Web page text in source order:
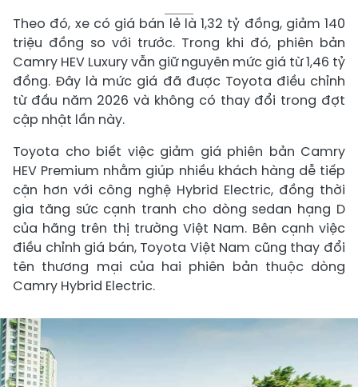
Theo đó, xe có giá bán lẻ là 1,32 tỷ đồng, giảm 140
triệu đồng so với trước. Trong khi đó, phiên bản
Camry HEV Luxury vẫn giữ nguyên mức giá từ 1,46 tỷ
đồng. Đây là mức giá đã được Toyota điều chỉnh
từ đầu năm 2026 và không có thay đổi trong đợt
cập nhật lần này.
Toyota cho biết việc giảm giá phiên bản Camry
HEV Premium nhằm giúp nhiều khách hàng dễ tiếp
cận hơn với công nghệ Hybrid Electric, đồng thời
gia tăng sức cạnh tranh cho dòng sedan hạng D
của hãng trên thị trường Việt Nam. Bên cạnh việc
điều chỉnh giá bán, Toyota Việt Nam cũng thay đổi
tên thương mại của hai phiên bản thuộc dòng
Camry Hybrid Electric.